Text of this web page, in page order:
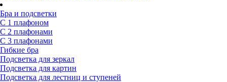
Бра и подсветки
С 1 плафоном
С 2 плафонами
С 3 плафонами
Гибкие бра
Подсветка для зеркал
Подсветка для картин
Подсветка для лестниц и ступеней